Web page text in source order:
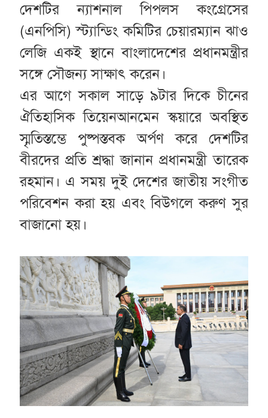
দেশটির ন্যাশনাল পিপলস কংগ্রেসের
(এনপিসি) স্ট্যান্ডিং কমিটির চেয়ারম্যান ঝাও
লেজি একই স্থানে বাংলাদেশের প্রধানমন্ত্রীর
সঙ্গে সৌজন্য সাক্ষাৎ করেন।
এর আগে সকাল সাড়ে ৯টার দিকে চীনের
ঐতিহাসিক তিয়েনআনমেন স্কয়ারে অবস্থিত
স্মৃতিস্তম্ভে পুষ্পস্তবক অর্পণ করে দেশটির
বীরদের প্রতি শ্রদ্ধা জানান প্রধানমন্ত্রী তারেক
রহমান। এ সময় দুই দেশের জাতীয় সংগীত
পরিবেশন করা হয় এবং বিউগলে করুণ সুর
বাজানো হয়।